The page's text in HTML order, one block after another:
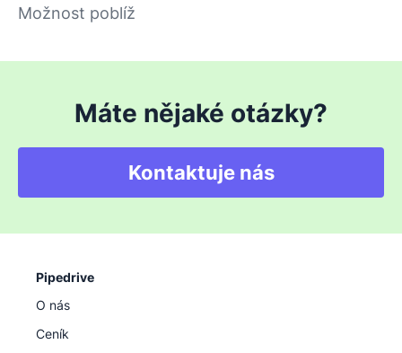
Možnost poblíž
Máte nějaké otázky?
Kontaktuje nás
Pipedrive
O nás
Ceník